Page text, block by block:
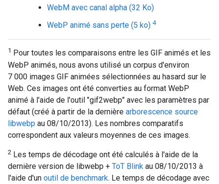
WebM avec canal alpha (32 Ko)
WebP animé sans perte (5 ko) 4
1 Pour toutes les comparaisons entre les GIF animés et les
WebP animés, nous avons utilisé un corpus d'environ
7 000 images GIF animées sélectionnées au hasard sur le
Web. Ces images ont été converties au format WebP
animé à l'aide de l'outil "gif2webp" avec les paramètres par
défaut (créé à partir de la dernière arborescence source
libwebp au 08/10/2013). Les nombres comparatifs
correspondent aux valeurs moyennes de ces images.
2 Les temps de décodage ont été calculés à l'aide de la
dernière version de libwebp + ToT Blink au 08/10/2013 à
l'aide d'un outil de benchmark. Le temps de décodage avec